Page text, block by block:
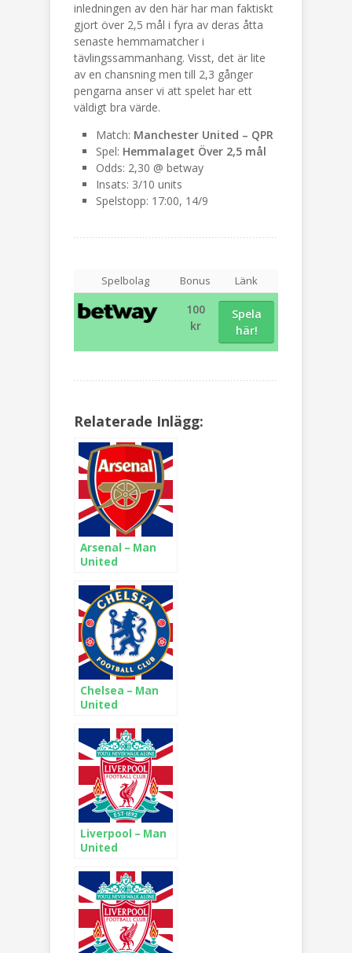
inledningen av den här har man faktiskt
gjort över 2,5 mål i fyra av deras åtta
senaste hemmamatcher i
tävlingssammanhang. Visst, det är lite
av en chansning men till 2,3 gånger
pengarna anser vi att spelet har ett
väldigt bra värde.
Match: Manchester United – QPR
Spel: Hemmalaget Över 2,5 mål
Odds: 2,30 @ betway
Insats: 3/10 units
Spelstopp: 17:00, 14/9
Spelbolag Bonus Länk
100
kr
Spela
här!
Relaterade Inlägg:
Arsenal – Man
United
Chelsea – Man
United
Liverpool – Man
United